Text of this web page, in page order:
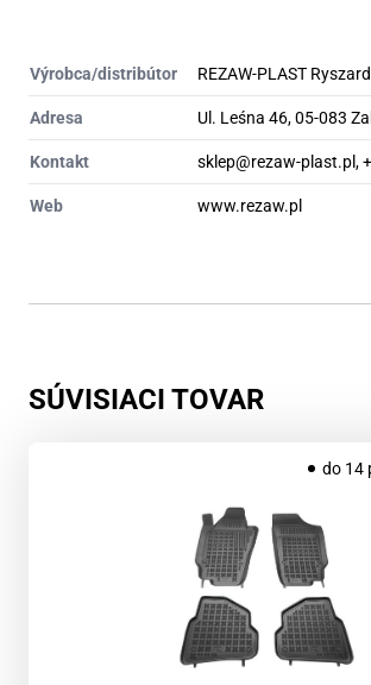
Výrobca/distribútor REZAW-PLAST
Adresa Ul. Leśna 46, 05-083
Kontakt sklep@rezaw-plast.pl,
Web www.rezaw.pl
SÚVISIACI TOVAR
do 14